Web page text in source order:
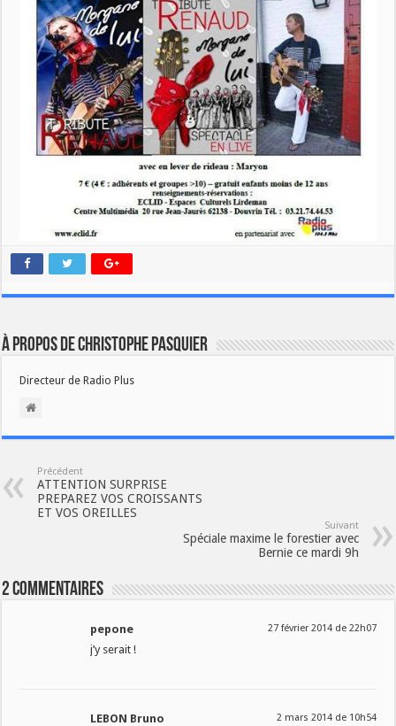
À propos de Christophe PASQUIER
Directeur de Radio Plus
Précédent
ATTENTION SURPRISE
PREPAREZ VOS CROISSANTS
ET VOS OREILLES
Suivant
Spéciale maxime le forestier avec
Bernie ce mardi 9h
2 Commentaires
pepone 27 février 2014 de 22h07
j’y serait !
LEBON Bruno 2 mars 2014 de 10h54